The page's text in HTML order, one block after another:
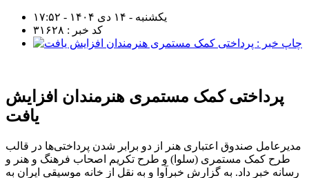
یکشنبه - ۱۴ دی ۱۴۰۴ - ۱۷:۵۲
کد خبر : ۳۱۶۲۸
پرداختی کمک مستمری هنرمندان افزایش
یافت
مدیرعامل صندوق اعتباری هنر از دو برابر شدن پرداختی‌ها در قالب
طرح کمک مستمری (سلوا) و طرح تکریم اصحاب فرهنگ و هنر و
رسانه خبر داد. به گزارش خبرآوا و به نقل از خانه موسیقی ایران به